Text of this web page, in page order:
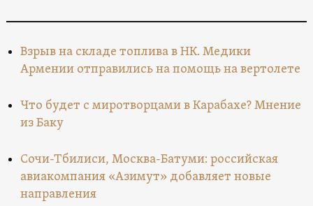
Взрыв на складе топлива в НК. Медики
Армении отправились на помощь на вертолете
Что будет с миротворцами в Карабахе? Мнение
из Баку
Сочи-Тбилиси, Москва-Батуми: российская
авиакомпания «Азимут» добавляет новые
направления